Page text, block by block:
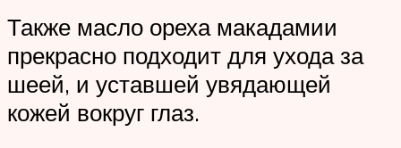
Также масло ореха макадамии
прекрасно подходит для ухода за
шеей, и уставшей увядающей
кожей вокруг глаз.